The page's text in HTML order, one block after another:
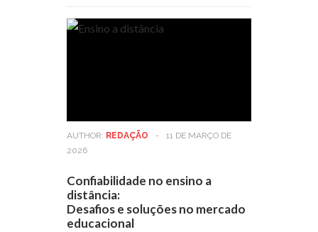
AUTHOR: REDAÇÃO -
11 DE MARÇO DE
2026
Confiabilidade no ensino a
distância:
Desafios e soluções no mercado
educacional